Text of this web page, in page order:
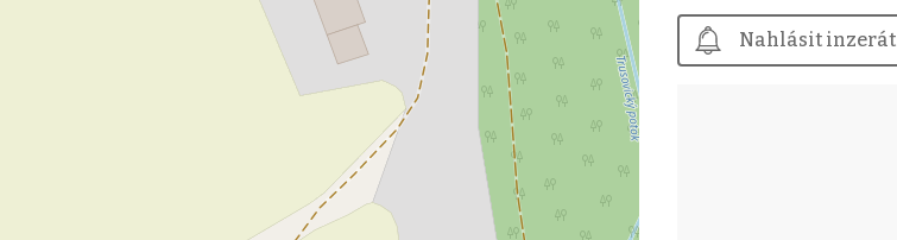
Nahlásit inzerát